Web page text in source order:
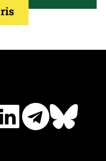
LinkedinTelegram